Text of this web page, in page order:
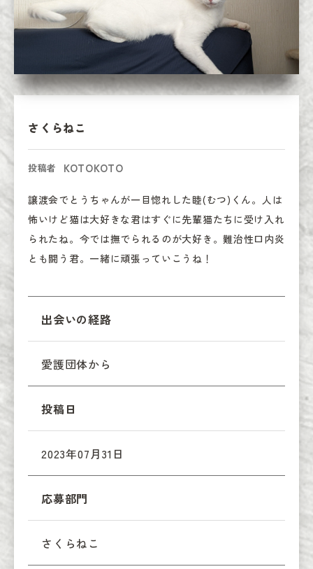
さくらねこ
投稿者 KOTOKOTO
譲渡会でとうちゃんが一目惚れした睦(むつ)くん。人は
怖いけど猫は大好きな君はすぐに先輩猫たちに受け入れ
られたね。今では撫でられるのが大好き。難治性口内炎
とも闘う君。一緒に頑張っていこうね！
出会いの経路
愛護団体から
投稿日
2023年07月31日
応募部門
さくらねこ